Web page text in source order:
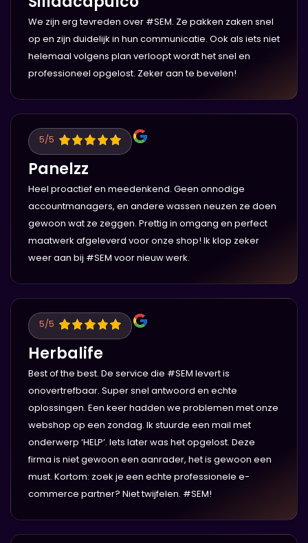
We zijn erg tevreden over #SEM. Ze pakken zaken snel
op en zijn duidelijk in hun communicatie. Ook als iets niet
helemaal volgens plan verloopt wordt het snel en
professioneel opgelost. Zeker aan te bevelen!
5/5
Panelzz
Heel proactief en meedenkend. Geen onnodige
accountmanagers, en andere wassen neuzen ze doen
gewoon wat ze zeggen. Prettig in omgang en perfect
maatwerk afgeleverd voor onze shop! Ik klop zeker
weer aan bij #SEM voor nieuw werk.
5/5
Herbalife
Best of the best. De service die #SEM levert is
onovertrefbaar. Super snel antwoord en echte
oplossingen. Een keer hadden we problemen met onze
webshop op een zondag. Ik stuurde een mail met
onderwerp ‘HELP’. Iets later was het opgelost. Deze
firma is niet gewoon een aanrader, het is gewoon een
must. Kortom: zoek je een echte professionele e-
commerce partner? Niet twijfelen. #SEM!